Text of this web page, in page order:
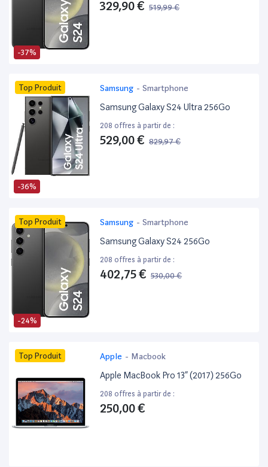
-37%
329,90 € 519,99 €
-36%
Top Produit Samsung - Smartphone
Samsung Galaxy S24 Ultra 256Go
208 offres à partir de :
529,00 € 829,97 €
-24%
Top Produit Samsung - Smartphone
Samsung Galaxy S24 256Go
208 offres à partir de :
402,75 € 530,00 €
Top Produit Apple - Macbook
Apple MacBook Pro 13” (2017) 256Go
208 offres à partir de :
250,00 €